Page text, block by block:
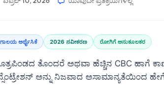
ಅರ್ಥೈಸಿಕೆ 2026 ನವೀಕರಣ ರೋಗಿಗೆ ಅನುಕೂಲಕರ
ತೊಂದರೆ ಅಥವಾ ಹೆಚ್ಚಿನ CBC ಹಾಗೆ
ಅನ್ನು ನಿಜವಾದ ಅಸಾಮಾನ್ಯತೆಯಿಂದ